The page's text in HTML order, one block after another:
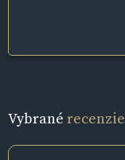
Vybrané recenzie